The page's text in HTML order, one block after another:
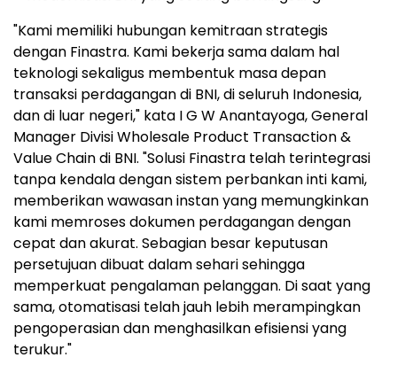
"Kami memiliki hubungan kemitraan strategis
dengan Finastra. Kami bekerja sama dalam hal
teknologi sekaligus membentuk masa depan
transaksi perdagangan di BNI, di seluruh Indonesia,
dan di luar negeri," kata I G W Anantayoga, General
Manager Divisi Wholesale Product Transaction &
Value Chain di BNI. "Solusi Finastra telah terintegrasi
tanpa kendala dengan sistem perbankan inti kami,
memberikan wawasan instan yang memungkinkan
kami memroses dokumen perdagangan dengan
cepat dan akurat. Sebagian besar keputusan
persetujuan dibuat dalam sehari sehingga
memperkuat pengalaman pelanggan. Di saat yang
sama, otomatisasi telah jauh lebih merampingkan
pengoperasian dan menghasilkan efisiensi yang
terukur."